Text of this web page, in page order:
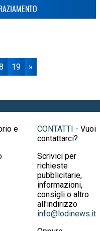
19 »
e
CONTATTI - Vuoi
contattarci?
Scrivici per
richieste
pubblicitarie,
informazioni,
consigli o altro
all'indirizzo
info@lodinews.it